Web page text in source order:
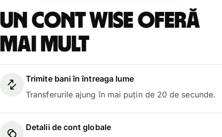
Un cont Wise oferă
mai mult
Trimite bani în întreaga lume
Transferurile ajung în mai puțin de 20 de secunde.
Detalii de cont globale